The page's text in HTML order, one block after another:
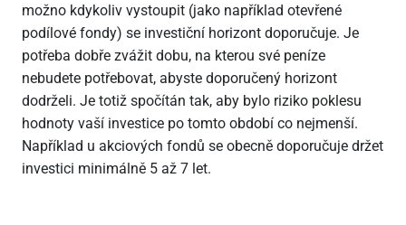
možno kdykoliv vystoupit (jako například otevřené
podílové fondy) se investiční horizont doporučuje. Je
potřeba dobře zvážit dobu, na kterou své peníze
nebudete potřebovat, abyste doporučený horizont
dodrželi. Je totiž spočítán tak, aby bylo riziko poklesu
hodnoty vaší investice po tomto období co nejmenší.
Například u akciových fondů se obecně doporučuje držet
investici minimálně 5 až 7 let.